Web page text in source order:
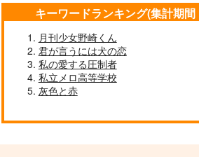
作品詳細 作品詳細
キーワードランキング(集計期
月刊少女野崎くん
君が言うには犬の恋
私の愛する圧制者
私立メロ高等学校
灰色と赤